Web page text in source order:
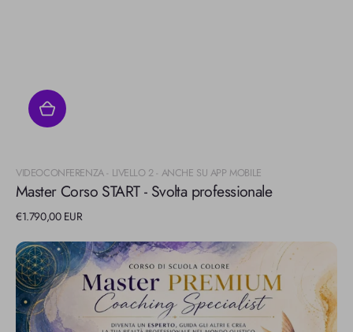
Fornitore:
VIDEOCONFERENZA - LIVELLO 2 - ANCHE SU APP MOBILE
Master Corso START - Svolta professionale
Prezzo
listino
€1.790,00 EUR
Master
Corso
PREMIUM
-
Coaching
Specialist